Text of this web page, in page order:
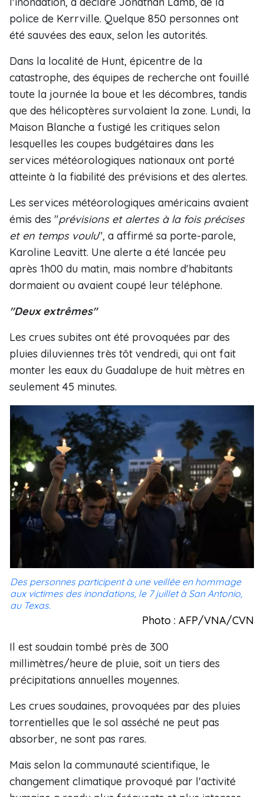
police de Kerrville. Quelque 850 personnes ont
été sauvées des eaux, selon les autorités.
Dans la localité de Hunt, épicentre de la
catastrophe, des équipes de recherche ont fouillé
toute la journée la boue et les décombres, tandis
que des hélicoptères survolaient la zone. Lundi, la
Maison Blanche a fustigé les critiques selon
lesquelles les coupes budgétaires dans les
services météorologiques nationaux ont porté
atteinte à la fiabilité des prévisions et des alertes.
Les services météorologiques américains avaient
émis des "prévisions et alertes à la fois précises
et en temps voulu", a affirmé sa porte-parole,
Karoline Leavitt. Une alerte a été lancée peu
après 1h00 du matin, mais nombre d'habitants
dormaient ou avaient coupé leur téléphone.
"Deux extrêmes"
Les crues subites ont été provoquées par des
pluies diluviennes très tôt vendredi, qui ont fait
monter les eaux du Guadalupe de huit mètres en
seulement 45 minutes.
Des personnes participent à une veillée en hommage
aux victimes des inondations, le 7 juillet à San Antonio,
au Texas.
Photo : AFP/VNA/CVN
Il est soudain tombé près de 300
millimètres/heure de pluie, soit un tiers des
précipitations annuelles moyennes.
Les crues soudaines, provoquées par des pluies
torrentielles que le sol asséché ne peut pas
absorber, ne sont pas rares.
Mais selon la communauté scientifique, le
changement climatique provoqué par l'activité